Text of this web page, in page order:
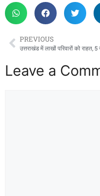
PREVIOUS
Leave a